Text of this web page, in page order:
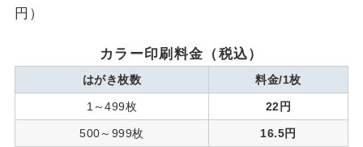
円）
カラー印刷料金（税込）
はがき枚数 料金/1枚
1～499枚 22円
500～999枚 16.5円